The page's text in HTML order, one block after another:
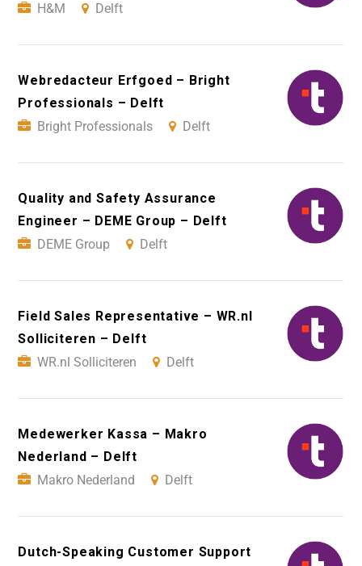
H&M
Delft
Webredacteur Erfgoed – Bright
Professionals – Delft
Bright Professionals
Delft
Quality and Safety Assurance
Engineer – DEME Group – Delft
DEME Group
Delft
Field Sales Representative – WR.nl
Solliciteren – Delft
WR.nl Solliciteren
Delft
Medewerker Kassa – Makro
Nederland – Delft
Makro Nederland
Delft
Dutch-Speaking Customer Support